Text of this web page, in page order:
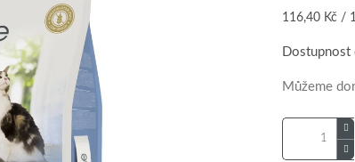
Měrná
116,40 Kč /
Dostupnost
Můžeme